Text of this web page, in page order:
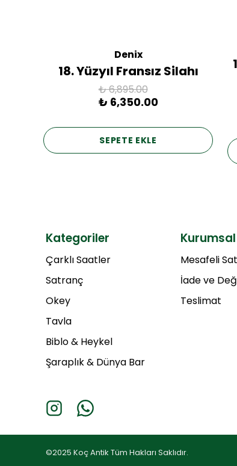
Denix
18. Yüzyıl Fransız Silahı
₺ 6,895.00
₺ 6,350.00
SEPETE EKLE
Kategoriler
Çarklı Saatler
Satranç
Okey
Tavla
Biblo & Heykel
Şaraplık & Dünya Bar
Kurumsal
Mesafeli
İade ve
Teslimat
©2025 Koç Antik Tüm Hakları Saklıdır.